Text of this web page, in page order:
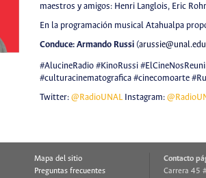
maestros y amigos: Henri Langlois, Eric
En la programación musical Atahualpa
Conduce: Armando Russi(
#AlucineRadio #KinoRussi
#culturacinematografica #cinecomoarte
Twitter: @RadioUNALInstagram:
Mapa del sitio
Preguntas frecuentes
Contacto
Carrera 45